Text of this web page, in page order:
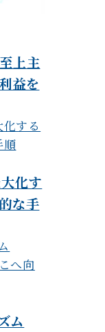
上主
益を
化す
な手
ム